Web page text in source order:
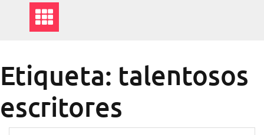
Etiqueta: talentosos
escritores